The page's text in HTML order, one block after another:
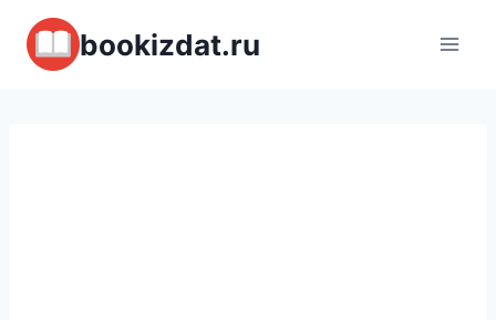
Перейти
содержимому
bookizdat.ru